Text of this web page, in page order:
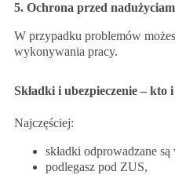
5. Ochrona przed
W przypadku problemów
wykonywania pracy.
Składki i ubezpieczenie – kto i
Najczęściej:
składki odprowadzane
podlegasz pod ZUS,